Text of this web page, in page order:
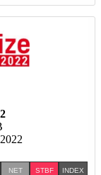
NET STBF INDEX